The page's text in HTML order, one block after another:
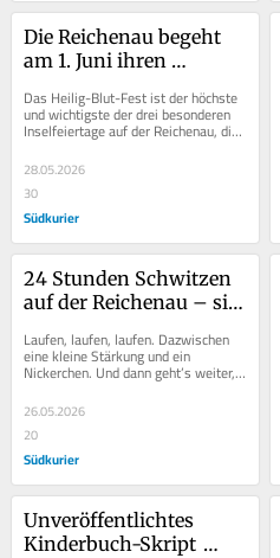
Die Reichenau begeht
am 1. Juni ihren
Heilig-Blut-Fest
Das Heilig-Blut-Fest ist der höchste
und wichtigste der drei besonderen
Inselfeiertage auf der Reichenau, die
auf die große Klosterzeit
zurückgehen...
28.05.2026
30
Südkurier
24 Stunden Schwitzen
auf der Reichenau – sie
Laufen, laufen, laufen. Dazwischen
eine kleine Stärkung und ein
Nickerchen. Und dann geht’s weiter,
so weit die Beine tragen. So wird es
wieder...
26.05.2026
20
Südkurier
Unveröffentlichtes
Kinderbuch-Skript